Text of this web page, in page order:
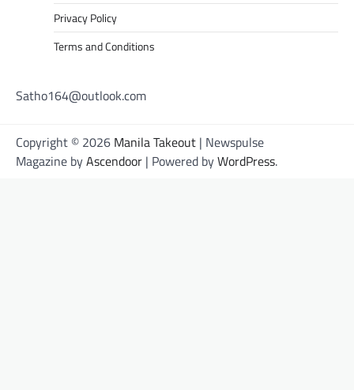
Privacy Policy
Terms and Conditions
Satho164@outlook.com
Copyright © 2026 Manila Takeout | Newspulse
Magazine byAscendoor | Powered byWordPress.